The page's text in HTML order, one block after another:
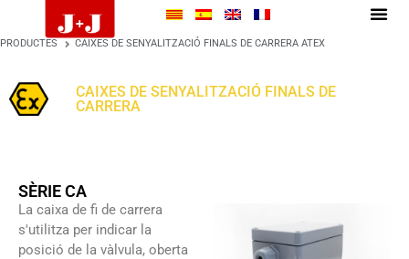
PRODUCTES CAIXES DE SENYALITZACIÓ FINALS DE CARRERA ATEX
CAIXES DE SENYALITZACIÓ FINALS DE
CARRERA
SÈRIE CA
La caixa de fi de carrera
s'utilitza per indicar la
posició de la vàlvula, oberta